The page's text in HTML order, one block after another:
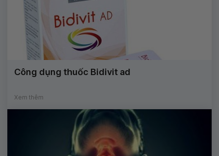
Công dụng thuốc Bidivit ad
Xem thêm